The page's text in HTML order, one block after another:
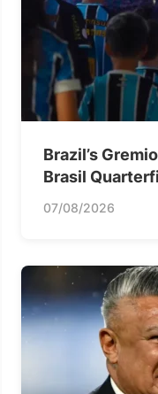
Brazil’s
Brasil
07/08/2026